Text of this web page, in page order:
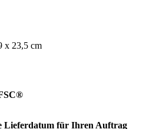
x 23,5 cm
Lieferdatum für Ihren Auftrag